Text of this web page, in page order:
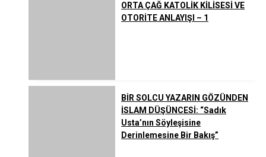
ORTA ÇAĞ KATOLİK KİLİSESİ VE
OTORİTE ANLAYIŞI – 1
BİR SOLCU YAZARIN GÖZÜNDEN
İSLAM DÜŞÜNCESİ: “Sadık
Usta’nın Söyleşisine
Derinlemesine Bir Bakış”